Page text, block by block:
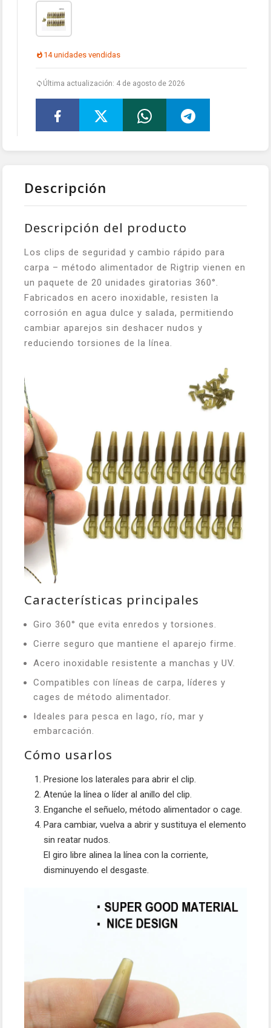
14 unidades vendidas
Última actualización: 4 de agosto de 2026
Descripción
Descripción del producto
Los clips de seguridad y cambio rápido para
carpa – método alimentador de Rigtrip vienen en
un paquete de 20 unidades giratorias 360°.
Fabricados en acero inoxidable, resisten la
corrosión en agua dulce y salada, permitiendo
cambiar aparejos sin deshacer nudos y
reduciendo torsiones de la línea.
Características principales
Giro 360° que evita enredos y torsiones.
Cierre seguro que mantiene el aparejo firme.
Acero inoxidable resistente a manchas y UV.
Compatibles con líneas de carpa, líderes y
cages de método alimentador.
Ideales para pesca en lago, río, mar y
embarcación.
Cómo usarlos
Presione los laterales para abrir el clip.
Atenúe la línea o líder al anillo del clip.
Enganche el señuelo, método alimentador o cage.
Para cambiar, vuelva a abrir y sustituya el elemento
sin reatar nudos.
El giro libre alinea la línea con la corriente,
disminuyendo el desgaste.